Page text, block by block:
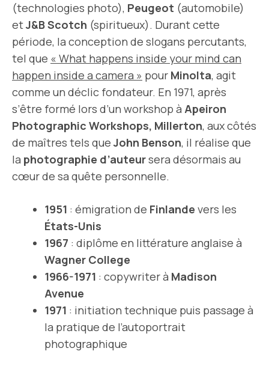
(technologies photo), Peugeot (automobile)
etJ&B Scotch (spiritueux). Durant cette
période, la conception de slogans percutants,
tel que « What happens inside your mind can
happen inside a camera » pour Minolta, agit
comme un déclic fondateur. En 1971, après
s’être formé lors d’un workshop à Apeiron
Photographic Workshops, Millerton, aux côtés
de maîtres tels queJohn Benson, il réalise que
la photographie d’auteursera désormais au
cœur de sa quête personnelle.
1951 : émigration de Finlande vers les
États-Unis
1967 : diplôme en littérature anglaise à
Wagner College
1966-1971 : copywriter à Madison
Avenue
1971 : initiation technique puis passage à
la pratique de l’autoportrait
photographique